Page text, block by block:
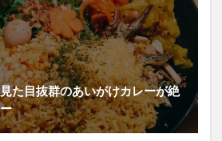
た目抜群のあいがけカレーが絶